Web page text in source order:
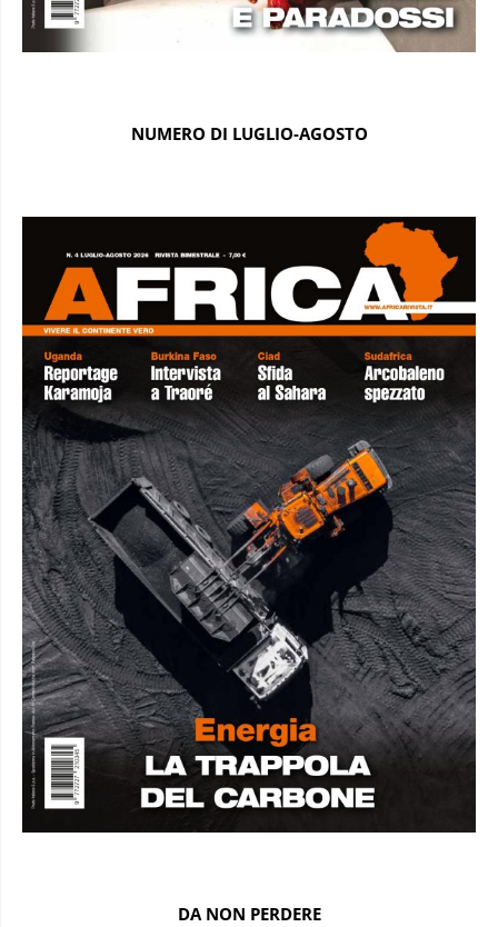
NUMERO DI LUGLIO-AGOSTO
DA NON PERDERE